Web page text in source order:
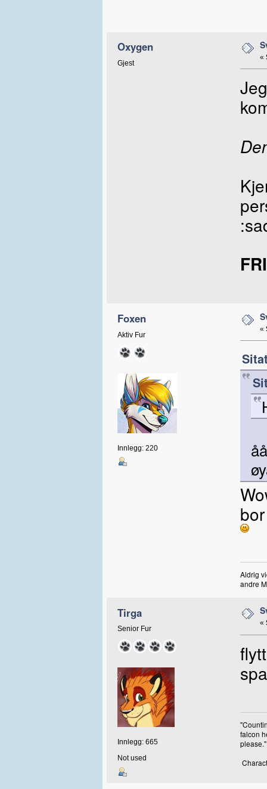
Oxygen
Gjest
«
Foxen
Aktiv Fur
Innlegg: 220
«
Aldrig
andre
Tirga
Senior Fur
Innlegg: 665
Not used
«
falcon
please."